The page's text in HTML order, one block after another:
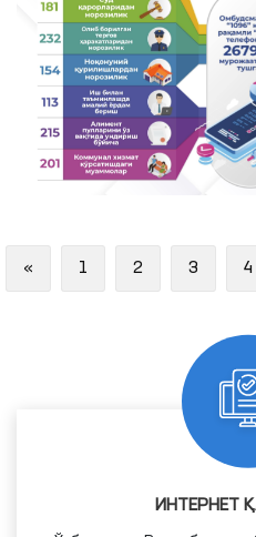
«Previous
1 2 3 4
ИНТЕРНЕТ